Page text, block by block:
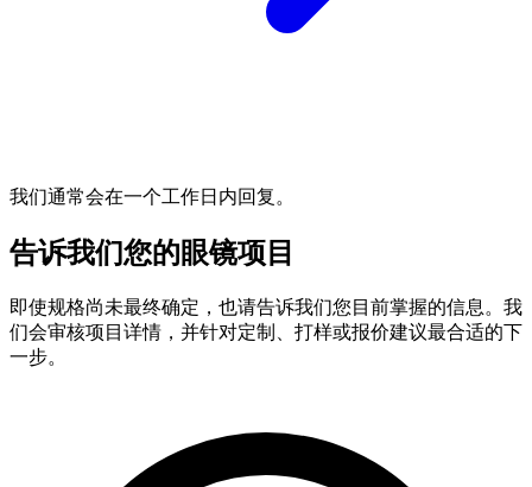
我们通常会在一个工作日内回复。
告诉我们您的眼镜项目
即使规格尚未最终确定，也请告诉我们您目前掌握的信息。我
们会审核项目详情，并针对定制、打样或报价建议最合适的下
一步。